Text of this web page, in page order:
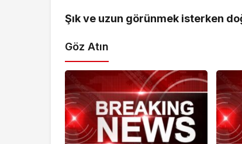
Şık ve uzun görünmek isterken
Göz Atın